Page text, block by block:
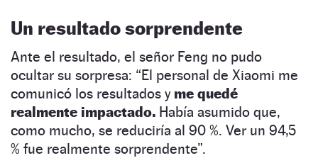
Un resultado sorprendente
Ante el resultado, el señor Feng no pudo
ocultar su sorpresa: “El personal de Xiaomi me
comunicó los resultados yme quedé
realmente impactado. Había asumido que,
como mucho, se reduciría al 90 %. Ver un 94,5
% fue realmente sorprendente”.